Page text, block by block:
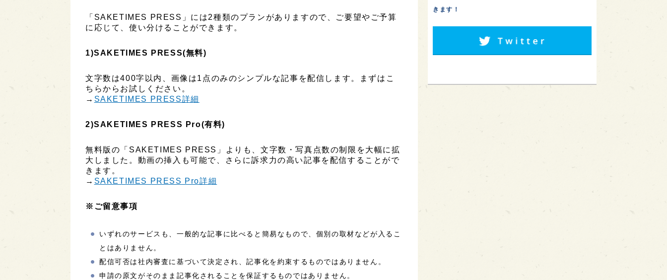
「SAKETIMES PRESS」には2種類のプランがありますので、ご要望やご予算
に応じて、使い分けることができます。
1)SAKETIMES PRESS(無料)
文字数は400字以内、画像は1点のみのシンプルな記事を配信します。まずはこ
ちらからお試しください。
→ SAKETIMES PRESS詳細
2)SAKETIMES PRESS Pro(有料)
無料版の「SAKETIMES PRESS」よりも、文字数・写真点数の制限を大幅に拡
大しました。動画の挿入も可能で、さらに訴求力の高い記事を配信することがで
きます。
→ SAKETIMES PRESS Pro詳細
※ご留意事項
いずれのサービスも、一般的な記事に比べると簡易なもので、個別の取材などが入るこ
とはありません。
配信可否は社内審査に基づいて決定され、記事化を約束するものではありません。
申請の原文がそのまま記事化されることを保証するものではありません。
きます！